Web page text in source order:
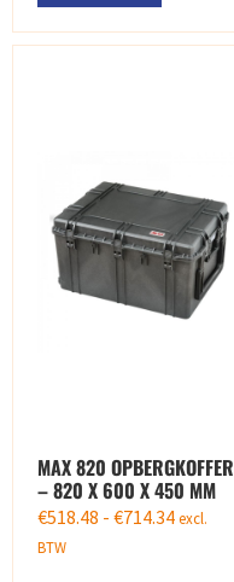
MAX 820 OPBERGKOFFER
– 820 X 600 X 450 MM
€518.48 - €714.34excl.
BTW